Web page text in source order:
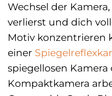
Wechsel der
verlierst und dich
Motiv konzentrieren
einer
spiegellosen Kamera
Kompaktkamera